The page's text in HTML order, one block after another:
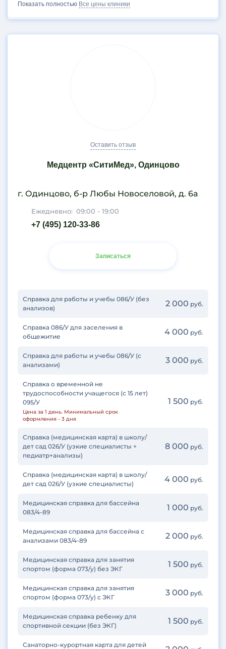
Показать полностью Все цены клиники
Оставить отзыв
Медцентр «СитиМед», Одинцово
г. Одинцово, б-р Любы Новоселовой, д. 6а
Ежедневно: 09:00 - 19:00
+7 (495) 120-33-86
Записаться
Справка для работы и учебы 086/У (без
анализов)
2 000 руб.
Справка 086/У для заселения в
общежитие
4 000 руб.
Справка для работы и учебы 086/У (с
анализами)
3 000 руб.
Справка о временной не
трудоспособности учащегося (с 15 лет)
095/У
Цена за 1 день. Минимальный срок
оформления - 3 дня
1 500 руб.
Справка (медицинская карта) в школу/
дет сад 026/У (узкие специалисты +
педиатр+анализы)
8 000 руб.
Справка (медицинская карта) в школу/
дет сад 026/У (узкие специалисты)
4 000 руб.
Медицинская справка для бассейна
083/4-89
1 000 руб.
Медицинская справка для бассейна с
анализами 083/4-89
2 000 руб.
Медицинская справка для занятия
спортом (форма 073/у) без ЭКГ
1 500 руб.
Медицинская справка для занятия
спортом (форма 073/у) с ЭКГ
3 000 руб.
Медицинская справка ребенку для
спортивной секции (без ЭКГ)
1 500 руб.
Санаторно-курортная карта для детей